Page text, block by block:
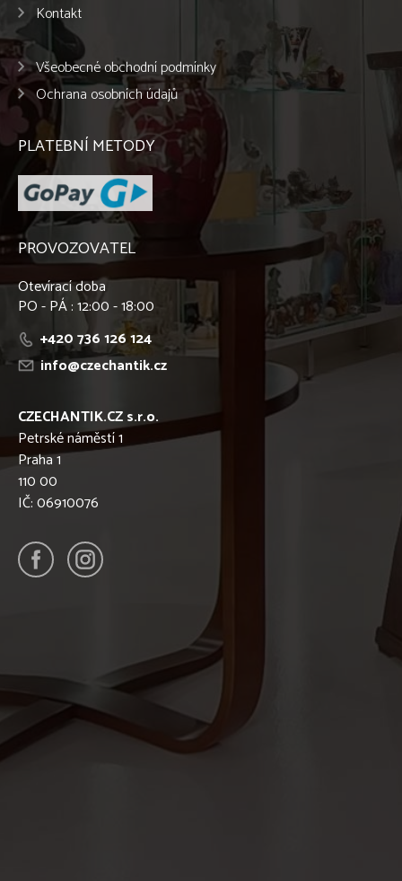
Kontakt
Všeobecné obchodní podmínky
Ochrana osobních údajů
PLATEBNÍ METODY
PROVOZOVATEL
Otevírací doba
PO - PÁ : 12:00 - 18:00
+420 736 126 124
info@czechantik.cz
CZECHANTIK.CZ s.r.o.
Petrské náměstí 1
Praha 1
110 00
IČ: 06910076